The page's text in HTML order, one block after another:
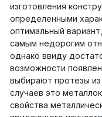
изготовления
определенными
оптимальный
самым недорогим
однако ввиду
возможности
выбирают протезы
случаев это
свойства